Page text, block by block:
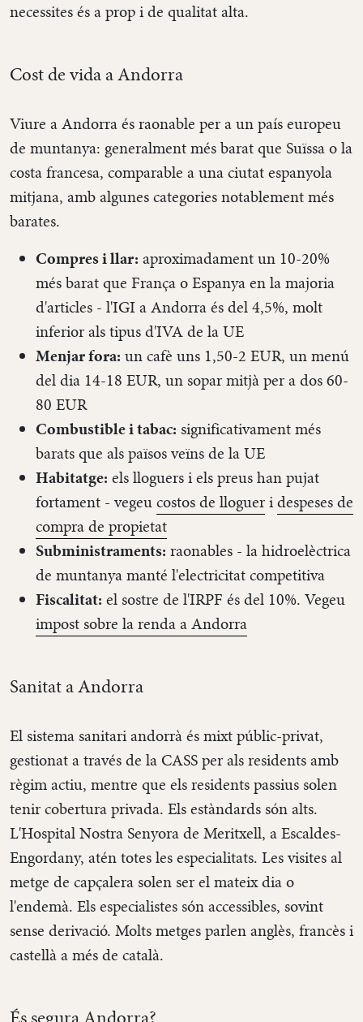
necessites és a prop i de qualitat alta.
Cost de vida a Andorra
Viure a Andorra és raonable per a un país europeu
de muntanya: generalment més barat que Suïssa o la
costa francesa, comparable a una ciutat espanyola
mitjana, amb algunes categories notablement més
barates.
Compres i llar: aproximadament un 10-20%
més barat que França o Espanya en la majoria
d'articles - l'IGI a Andorra és del 4,5%, molt
inferior als tipus d'IVA de la UE
Menjar fora: un cafè uns 1,50-2 EUR, un menú
del dia 14-18 EUR, un sopar mitjà per a dos 60-
80 EUR
Combustible i tabac: significativament més
barats que als països veïns de la UE
Habitatge: els lloguers i els preus han pujat
fortament - vegeucostos de llogueridespeses de
compra de propietat
Subministraments: raonables - la hidroelèctrica
de muntanya manté l'electricitat competitiva
Fiscalitat: el sostre de l'IRPF és del 10%. Vegeu
impost sobre la renda a Andorra
Sanitat a Andorra
El sistema sanitari andorrà és mixt públic-privat,
gestionat a través de la CASS per als residents amb
règim actiu, mentre que els residents passius solen
tenir cobertura privada. Els estàndards són alts.
L'Hospital Nostra Senyora de Meritxell, a Escaldes-
Engordany, atén totes les especialitats. Les visites al
metge de capçalera solen ser el mateix dia o
l'endemà. Els especialistes són accessibles, sovint
sense derivació. Molts metges parlen anglès, francès i
castellà a més de català.